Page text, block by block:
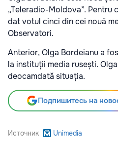
„Teleradio-Moldova”. Pentru
dat votul cinci din cei nouă
Observatori.
Anterior, Olga Bordeianu a
la instituții media rusești.
deocamdată situația.
Подпишитесь на
Источник Unimedia